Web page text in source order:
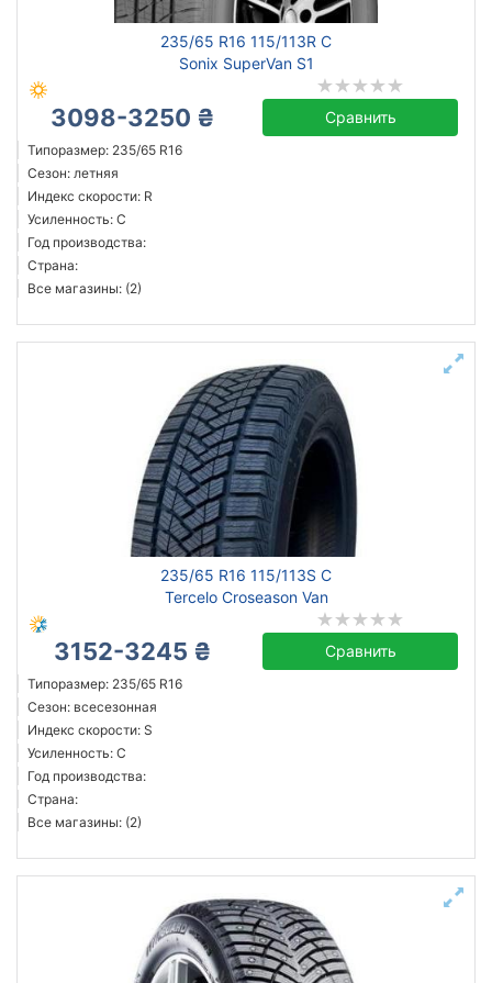
235/65 R16 115/113R C
Sonix SuperVan S1
3098-3250 ₴ Сравнить
Типоразмер: 235/65 R16
Сезон: летняя
Индекс скорости: R
Усиленность: C
Год производства:
Страна:
Все магазины: (2)
235/65 R16 115/113S C
Tercelo Croseason Van
3152-3245 ₴ Сравнить
Типоразмер: 235/65 R16
Сезон: всесезонная
Индекс скорости: S
Усиленность: C
Год производства:
Страна:
Все магазины: (2)